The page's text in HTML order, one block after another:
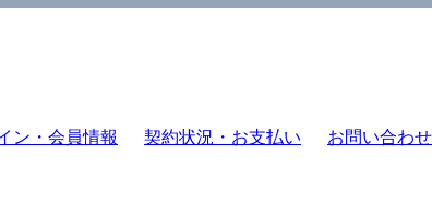
ン・会員情報 契約状況・お支払い お問い合わせ